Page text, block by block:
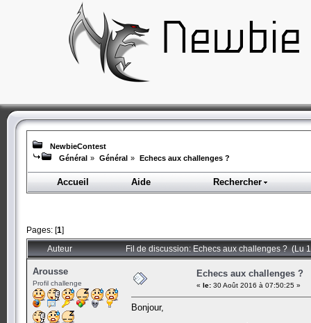
NewbieContest
Général » Général » Echecs aux challenges ?
Accueil Aide Rechercher
Pages: [1]
Auteur Fil de discussion: Echecs aux challenges ? (Lu
Arousse
Profil challenge
Echecs aux challenges ?
« le: 30 Août 2016 à 07:50:25 »
Bonjour,